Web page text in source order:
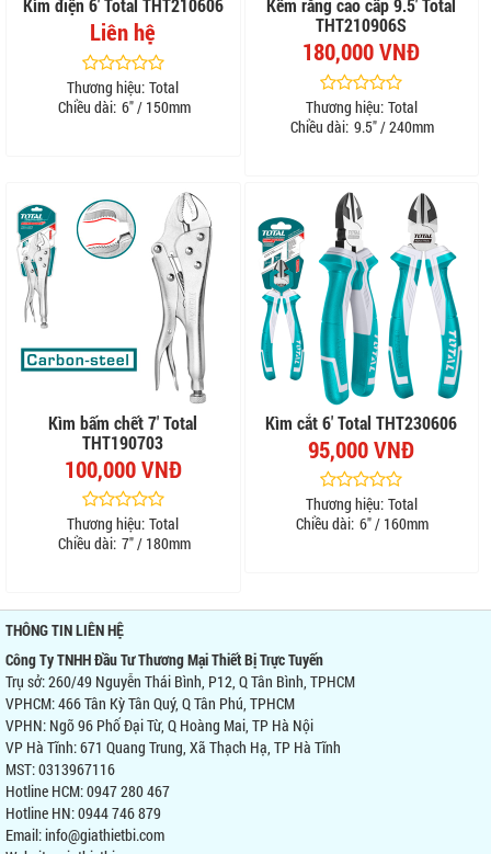
Kìm điện 6' Total THT210606
Liên hệ
Thương hiệu: Total
Chiều dài: 6" / 150mm
Kềm răng cao cấp 9.5' Total
THT210906S
180,000 VNĐ
Thương hiệu: Total
Chiều dài: 9.5" / 240mm
Kìm bấm chết 7' Total
THT190703
100,000 VNĐ
Thương hiệu: Total
Chiều dài: 7" / 180mm
Kìm cắt 6' Total THT230606
95,000 VNĐ
Thương hiệu: Total
Chiều dài: 6" / 160mm
THÔNG TIN LIÊN HỆ
Công Ty TNHH Đầu Tư Thương Mại Thiết Bị Trực Tuyến
Trụ sở: 260/49 Nguyễn Thái Bình, P12, Q Tân Bình, TPHCM
VPHCM: 466 Tân Kỳ Tân Quý, Q Tân Phú, TPHCM
VPHN: Ngõ 96 Phố Đại Từ, Q Hoàng Mai, TP Hà Nội
VP Hà Tĩnh: 671 Quang Trung, Xã Thạch Hạ, TP Hà Tĩnh
MST: 0313967116
Hotline HCM: 0947 280 467
Hotline HN: 0944 746 879
Email: info@giathietbi.com